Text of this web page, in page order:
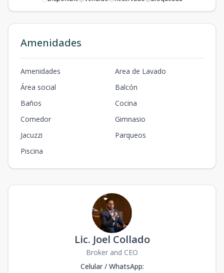
Amenidades
Amenidades
Area de Lavado
Área social
Balcón
Baños
Cocina
Comedor
Gimnasio
Jacuzzi
Parqueos
Piscina
Lic. Joel Collado
Broker and CEO
Celular / WhatsApp: